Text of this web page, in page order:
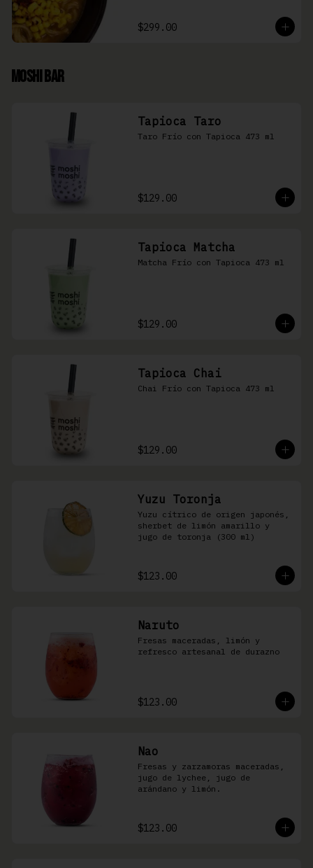
$299.00
Moshi Bar
Tapioca Taro
Taro Frío con Tapioca 473 ml
$129.00
Tapioca Matcha
Matcha Frío con Tapioca 473 ml
$129.00
Tapioca Chai
Chai Frío con Tapioca 473 ml
$129.00
Yuzu Toronja
Yuzu cítrico de origen japonés,
sherbet de limón amarillo y
jugo de toronja (300 ml)
$123.00
Naruto
Fresas maceradas, limón y
refresco artesanal de durazno
$123.00
Nao
Fresas y zarzamoras maceradas,
jugo de lychee, jugo de
arándano y limón.
$123.00